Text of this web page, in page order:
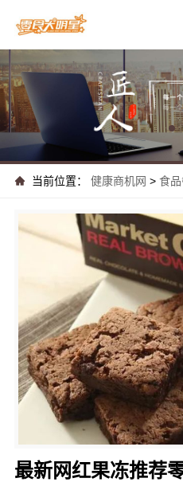
当前位置： 健康商机网> 食
最新网红果冻推荐